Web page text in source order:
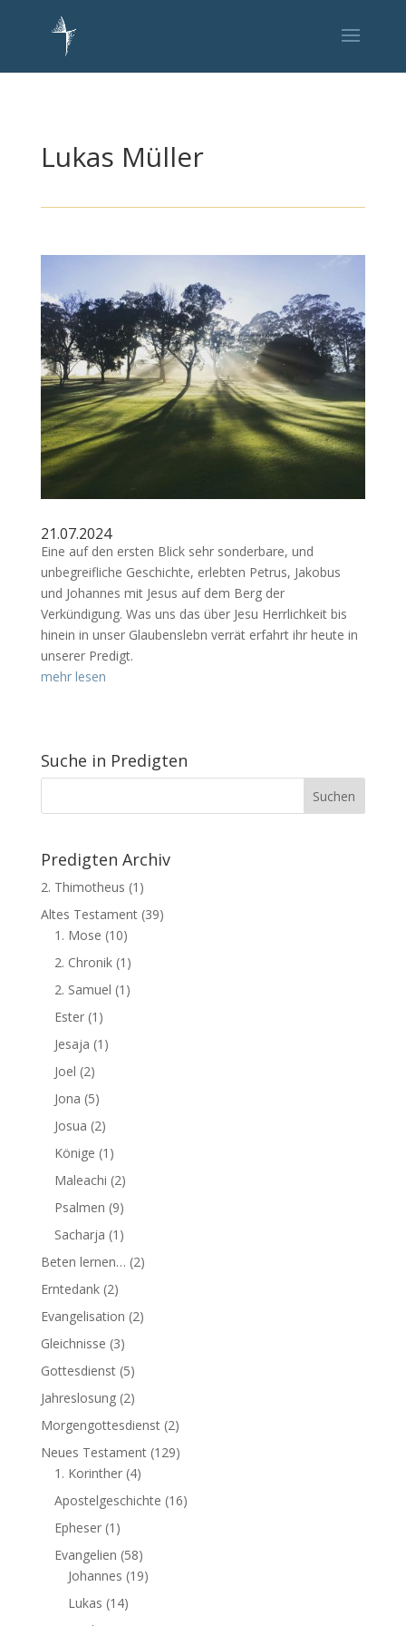
Lukas Müller
21.07.2024
Eine auf den ersten Blick sehr sonderbare, und
unbegreifliche Geschichte, erlebten Petrus, Jakobus
und Johannes mit Jesus auf dem Berg der
Verkündigung. Was uns das über Jesu Herrlichkeit bis
hinein in unser Glaubenslebn verrät erfahrt ihr heute in
unserer Predigt.
mehr lesen
Suche in Predigten
Predigten Archiv
2. Thimotheus (1)
Altes Testament(39)
1. Mose (10)
2. Chronik(1)
2. Samuel (1)
Ester(1)
Jesaja (1)
Joel (2)
Jona (5)
Josua (2)
Könige (1)
Maleachi (2)
Psalmen (9)
Sacharja (1)
Beten lernen… (2)
Erntedank(2)
Evangelisation (2)
Gleichnisse (3)
Gottesdienst(5)
Jahreslosung(2)
Morgengottesdienst(2)
Neues Testament(129)
1. Korinther(4)
Apostelgeschichte (16)
Epheser(1)
Evangelien (58)
Johannes (19)
Lukas (14)